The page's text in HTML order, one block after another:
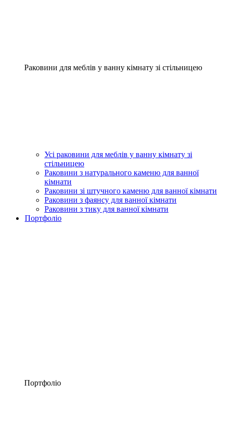
Раковини для меблів у ванну кімнату зі стільницею
Усі раковини для меблів у ванну кімнату зі
стільницею
Раковини з натурального каменю для ванної
кімнати
Раковини зі штучного каменю для ванної кімнати
Раковини з фаянсу для ванної кімнати
Раковини з тику для ванної кімнати
Портфоліо
Портфоліо